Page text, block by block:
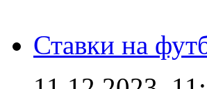
Ставки на